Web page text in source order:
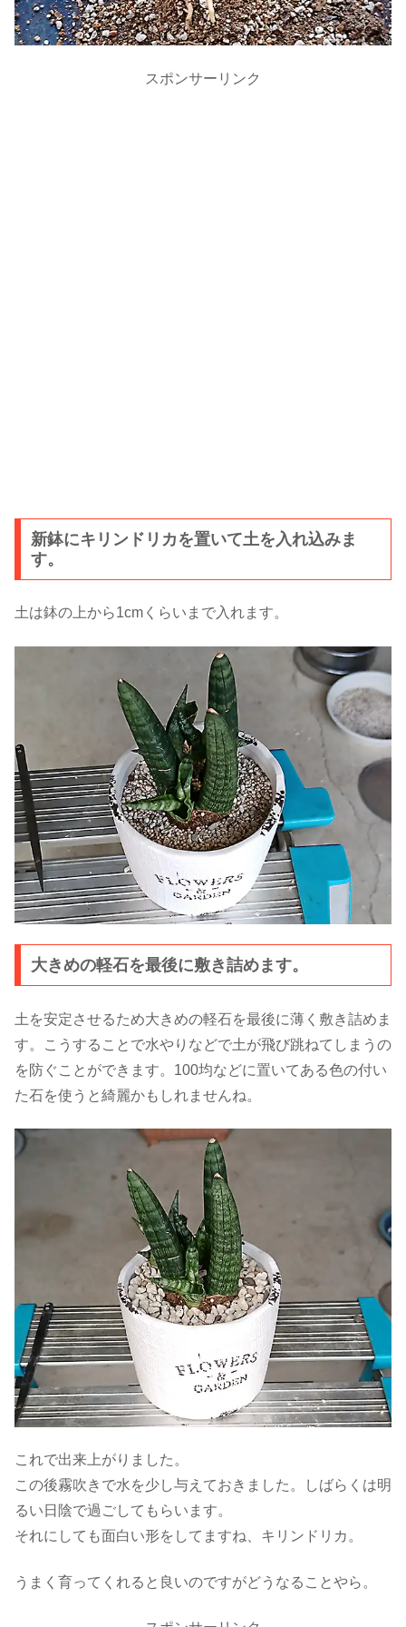
スポンサーリンク
新鉢にキリンドリカを置いて土を入れ込みま
す。
土は鉢の上から1cmくらいまで入れます。
大きめの軽石を最後に敷き詰めます。
土を安定させるため大きめの軽石を最後に薄く敷き詰めま
す。こうすることで水やりなどで土が飛び跳ねてしまうの
を防ぐことができます。100均などに置いてある色の付い
た石を使うと綺麗かもしれませんね。
これで出来上がりました。
この後霧吹きで水を少し与えておきました。しばらくは明
るい日陰で過ごしてもらいます。
それにしても面白い形をしてますね、キリンドリカ。
うまく育ってくれると良いのですがどうなることやら。